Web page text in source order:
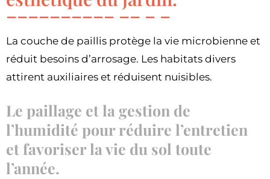
La couche de paillis protège la vie microbienne et
réduit besoins d’arrosage. Les habitats divers
attirent auxiliaires et réduisent nuisibles.
Le paillage et la gestion de
l’humidité pour réduire l’entretien
et favoriser la vie du sol toute
l’année.